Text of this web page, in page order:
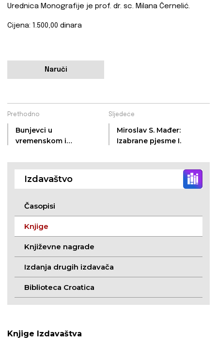
Urednica Monografije je prof. dr. sc. Milana Černelić.
Cijena: 1.500,00 dinara
Naruči
Prethodno
Bunjevci u
vremenskom i
kontekstu - zbornik
Sljedeće
Miroslav S. Mađer:
Izabrane pjesme I.
Izdavaštvo
Časopisi
Knjige
Književne nagrade
Izdanja drugih izdavača
Biblioteca Croatica
Knjige Izdavaštva